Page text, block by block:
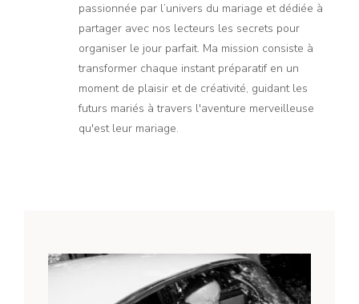
passionnée par l’univers du mariage et dédiée à
partager avec nos lecteurs les secrets pour
organiser le jour parfait. Ma mission consiste à
transformer chaque instant préparatif en un
moment de plaisir et de créativité, guidant les
futurs mariés à travers l'aventure merveilleuse
qu'est leur mariage.